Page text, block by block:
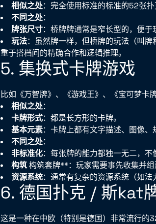
相似之处：完全使用标准的标准的52张扑
不同之处：
牌张尺寸：桥牌牌通常是窄长型的，便于
玩法：虽然牌一样，但桥牌的玩法（叫
重于搭档间的精确合作和逻辑推理。
5. 集换式卡牌游戏
比如《万智牌》、《游戏王》、《宝可梦卡牌
相似之处：
卡牌形式：都是长方形的卡牌。
基本元素：卡牌上都有文字描述、图像、
不同之处：
非标准化：每张牌的能力都独一无二，不
构筑构筑套牌**：玩家需要事先收集并组
资源系统：通常有复杂的资源系统（如法
6. 德国扑克 / 斯kat
这是一种在中欧（特别是德国）非常流行的